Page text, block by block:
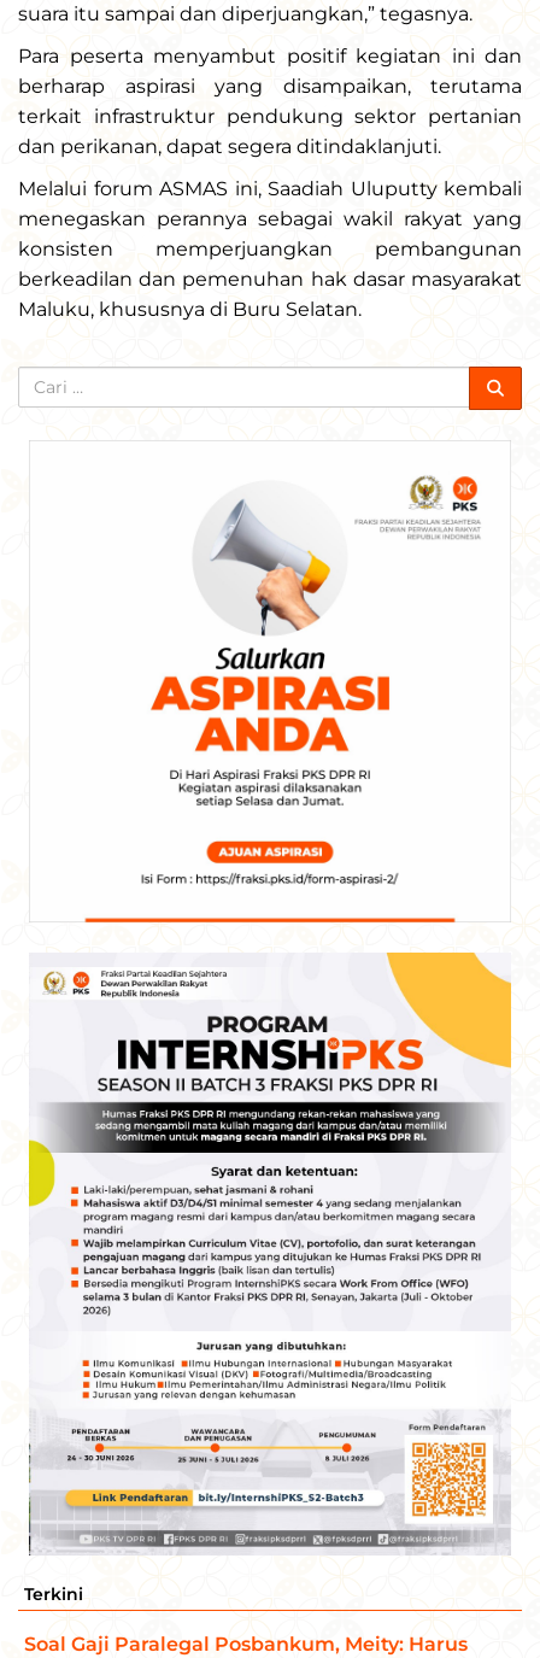
suara itu sampai dan diperjuangkan,” tegasnya.
Para peserta menyambut positif kegiatan ini dan
berharap aspirasi yang disampaikan, terutama
terkait infrastruktur pendukung sektor pertanian
dan perikanan, dapat segera ditindaklanjuti.
Melalui forum ASMAS ini, Saadiah Uluputty kembali
menegaskan perannya sebagai wakil rakyat yang
konsisten memperjuangkan pembangunan
berkeadilan dan pemenuhan hak dasar masyarakat
Maluku, khususnya di Buru Selatan.
Terkini
Soal Gaji Paralegal Posbankum, Meity: Harus